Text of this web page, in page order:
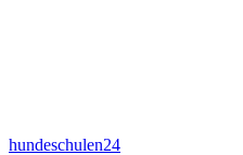
hundeschulen24